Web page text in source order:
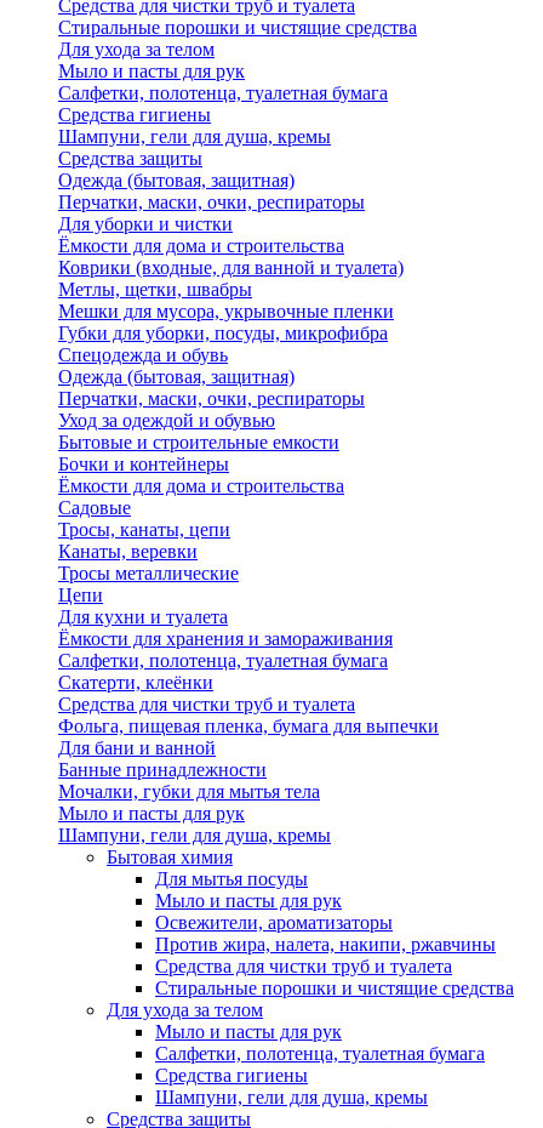
Средства для чистки труб и туалета
Стиральные порошки и чистящие средства
Для ухода за телом
Мыло и пасты для рук
Салфетки, полотенца, туалетная бумага
Средства гигиены
Шампуни, гели для душа, кремы
Средства защиты
Одежда (бытовая, защитная)
Перчатки, маски, очки, респираторы
Для уборки и чистки
Ёмкости для дома и строительства
Коврики (входные, для ванной и туалета)
Метлы, щетки, швабры
Мешки для мусора, укрывочные пленки
Губки для уборки, посуды, микрофибра
Спецодежда и обувь
Одежда (бытовая, защитная)
Перчатки, маски, очки, респираторы
Уход за одеждой и обувью
Бытовые и строительные емкости
Бочки и контейнеры
Ёмкости для дома и строительства
Садовые
Тросы, канаты, цепи
Канаты, веревки
Тросы металлические
Цепи
Для кухни и туалета
Ёмкости для хранения и замораживания
Салфетки, полотенца, туалетная бумага
Скатерти, клеёнки
Средства для чистки труб и туалета
Фольга, пищевая пленка, бумага для выпечки
Для бани и ванной
Банные принадлежности
Мочалки, губки для мытья тела
Мыло и пасты для рук
Шампуни, гели для душа, кремы
Бытовая химия
Для мытья посуды
Мыло и пасты для рук
Освежители, ароматизаторы
Против жира, налета, накипи, ржавчины
Средства для чистки труб и туалета
Стиральные порошки и чистящие средства
Для ухода за телом
Мыло и пасты для рук
Салфетки, полотенца, туалетная бумага
Средства гигиены
Шампуни, гели для душа, кремы
Средства защиты